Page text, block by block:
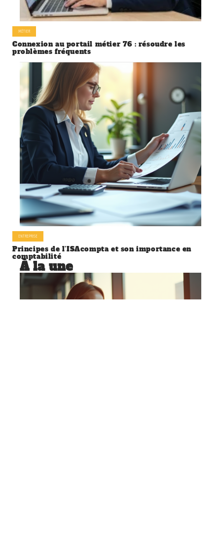
MÉTIER
Connexion au portail métier 76 : résoudre les
problèmes fréquents
ENTREPRISE
Principes de l’ISAcompta et son importance en
comptabilité
À la une